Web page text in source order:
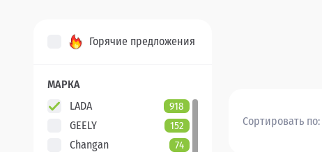
Горячие предложения
МАРКА
LADA
918
GEELY 152
Changan 74
Сортировать по: